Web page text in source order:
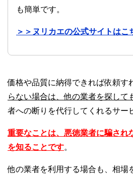
も簡単です。
＞＞ヌリカエの公式サイトはこ
価格や品質に納得できれば依頼す
らない場合は、他の業者を探して
者への断りを代行してくれるサー
重要なことは、悪徳業者に騙され
を知ることです。
他の業者を利用する場合も、相場